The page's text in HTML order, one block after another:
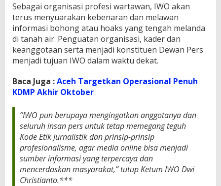
Sebagai organisasi profesi wartawan, IWO akan
terus menyuarakan kebenaran dan melawan
informasi bohong atau hoaks yang tengah melanda
di tanah air. Penguatan organisasi, kader dan
keanggotaan serta menjadi konstituen Dewan Pers
menjadi tujuan IWO dalam waktu dekat.
Baca Juga :Aceh Targetkan Operasional Penuh
KDMP Akhir Oktober
“IWO pun berupaya mengingatkan anggotanya dan
seluruh insan pers untuk tetap memegang teguh
Kode Etik Jurnalistik dan prinsip-prinsip
profesionalisme, agar media online bisa menjadi
sumber informasi yang terpercaya dan
mencerdaskan masyarakat,” tutup Ketum IWO Dwi
Christianto.***